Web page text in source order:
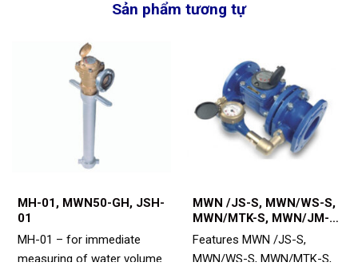
Sản phẩm tương tự
MH-01, MWN50-GH, JSH-
01
MH-01 – for immediate
measuring of water volume
MWN /JS-S, MWN/WS-S,
MWN/MTK-S, MWN/JM-S;
MWN/WM-S
Features MWN /JS-S,
MWN/WS-S, MWN/MTK-S,